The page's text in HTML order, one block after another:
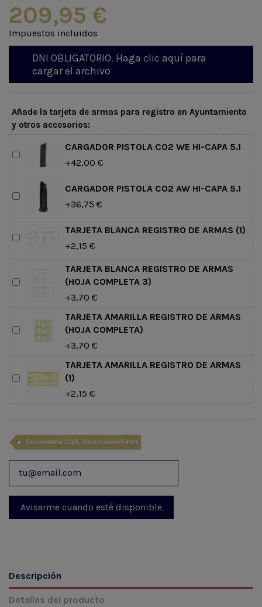
209,95 €
Impuestos incluidos
DNI OBLIGATORIO. Haga clic aquí para
cargar el archivo
Añade la tarjeta de armas para registro en Ayuntamiento
y otros accesorios:
CARGADOR PISTOLA CO2 WE HI-CAPA 5.1
+42,00 €
CARGADOR PISTOLA CO2 AW HI-CAPA 5.1
+36,75 €
TARJETA BLANCA REGISTRO DE ARMAS (1)
+2,15 €
TARJETA BLANCA REGISTRO DE ARMAS
(HOJA COMPLETA 3)
+3,70 €
TARJETA AMARILLA REGISTRO DE ARMAS
(HOJA COMPLETA)
+3,70 €
TARJETA AMARILLA REGISTRO DE ARMAS
(1)
+2,15 €
Secundaria CQB, Secundaria Exter
Descripción
Detalles del producto